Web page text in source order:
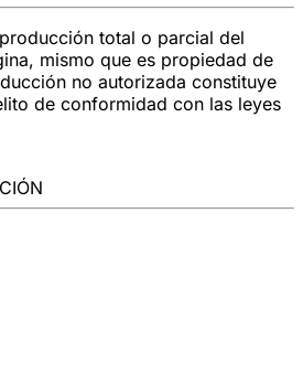
total o parcial del
mismo que es propiedad de
no autorizada constituye
de conformidad con las leyes